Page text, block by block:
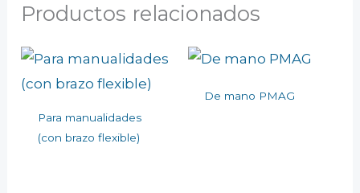
Productos relacionados
Para manualidades
(con brazo flexible)
De mano PMAG